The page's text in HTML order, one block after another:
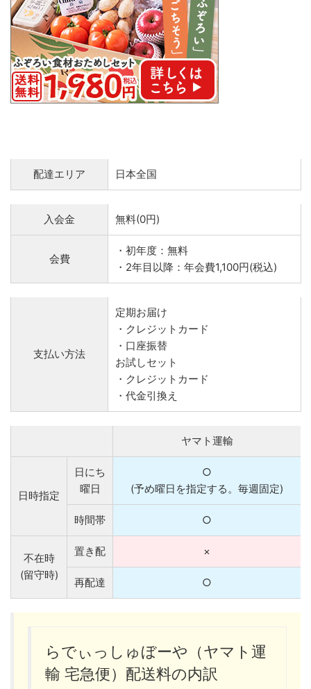
配達エリア 日本全国
入会金 無料(0円)
会費
・初年度：無料
・2年目以降：年会費1,100円(税込)
支払い方法
定期お届け
・クレジットカード
・口座振替
お試しセット
・クレジットカード
・代金引換え
ヤマト運輸
日時指定
日にち
曜日
○
(予め曜日を指定する。毎週固定)
時間帯 ○
不在時
(留守時)
置き配 ×
再配達 ○
らでぃっしゅぼーや（ヤマト運
輸 宅急便）配送料の内訳